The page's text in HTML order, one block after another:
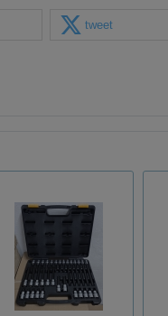
tweet